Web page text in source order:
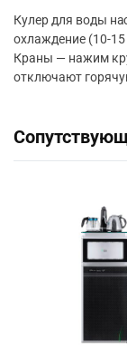
Кулер для воды
охлаждение (10-
Краны — нажим
отключают